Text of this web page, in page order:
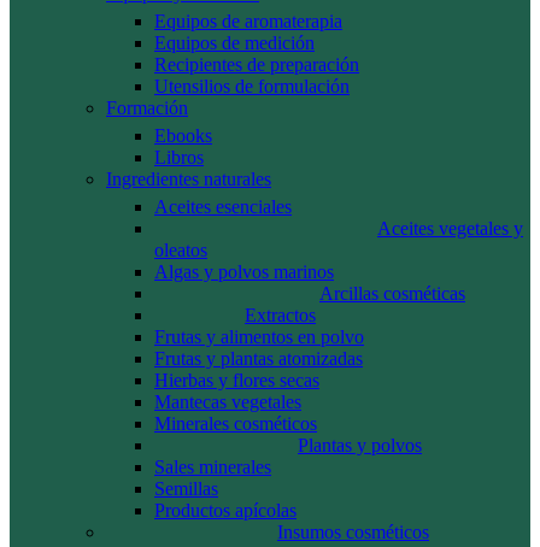
Equipos de aromaterapia
Equipos de medición
Recipientes de preparación
Utensilios de formulación
Formación
Ebooks
Libros
Ingredientes naturales
Aceites esenciales
Aceites vegetales y
oleatos
Algas y polvos marinos
Arcillas cosméticas
Extractos
Frutas y alimentos en polvo
Frutas y plantas atomizadas
Hierbas y flores secas
Mantecas vegetales
Minerales cosméticos
Plantas y polvos
Sales minerales
Semillas
Productos apícolas
Insumos cosméticos